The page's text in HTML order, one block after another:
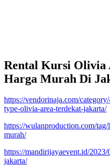
Rental Kursi Olivia
Harga Murah Di
https://vendorinaja.com/
type-olivia-area-terdekat-jakarta/
https://wulanproduction.com/
murah/
https://mandirijayaevent.id/
jakarta/